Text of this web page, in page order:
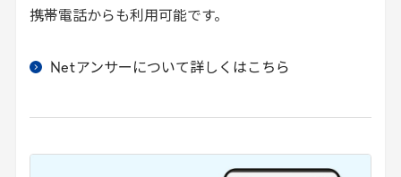
携帯電話からも利用可能です。
Netアンサーについて詳しくはこちら